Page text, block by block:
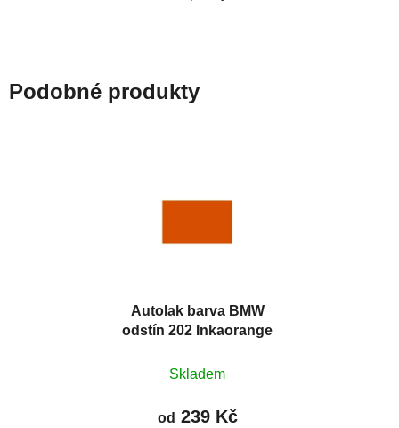
Podobné produkty
Autolak barva BMW
odstín 202 Inkaorange
Skladem
od 239 Kč